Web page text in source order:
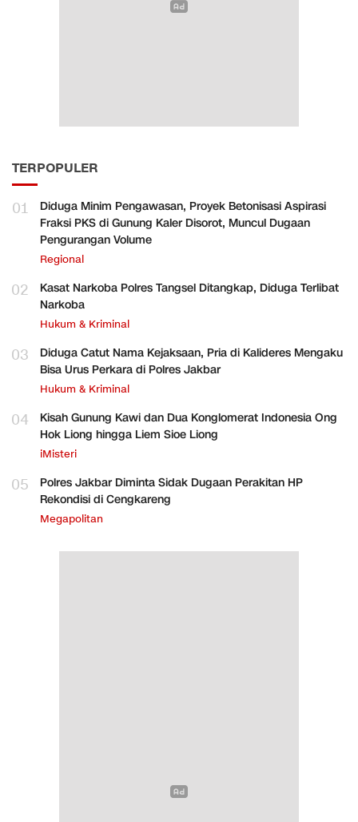
TERPOPULER
01
Diduga Minim Pengawasan, Proyek Betonisasi Aspirasi
Fraksi PKS di Gunung Kaler Disorot, Muncul Dugaan
Pengurangan Volume
Regional
02
Kasat Narkoba Polres Tangsel Ditangkap, Diduga Terlibat
Narkoba
Hukum & Kriminal
03
Diduga Catut Nama Kejaksaan, Pria di Kalideres Mengaku
Bisa Urus Perkara di Polres Jakbar
Hukum & Kriminal
04
Kisah Gunung Kawi dan Dua Konglomerat Indonesia Ong
Hok Liong hingga Liem Sioe Liong
iMisteri
05
Polres Jakbar Diminta Sidak Dugaan Perakitan HP
Rekondisi di Cengkareng
Megapolitan